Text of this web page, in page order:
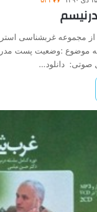
مجموعه غرب­شناسی
صوتی: دانلود…